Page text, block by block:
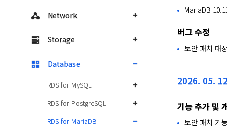
Network
Storage
Database
RDS for MySQL
RDS for PostgreSQL
RDS for MariaDB
MariaDB
버그 수정
보안 패치 대
2026. 05.
기능 추가 및
보안 패치 기